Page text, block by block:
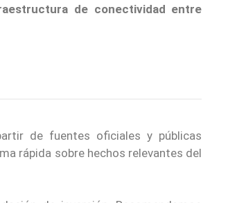
de conectividad entre
de fuentes oficiales y públicas
rápida sobre hechos relevantes del